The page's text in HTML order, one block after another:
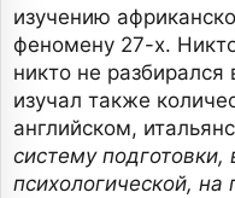
изучению
феномену 27-х.
никто не разбирался
изучал также
английском,
систему подготовки,
психологической, на